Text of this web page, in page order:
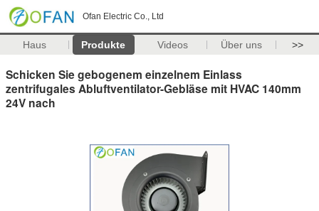
Ofan Electric Co., Ltd
Haus Produkte Videos Über uns >>
Schicken Sie gebogenem einzelnem Einlass
zentrifugales Abluftventilator-Gebläse mit HVAC 140mm
24V nach